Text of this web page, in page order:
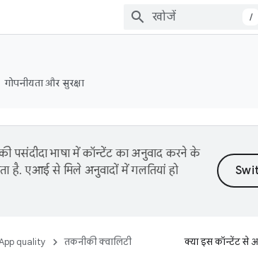
/
गोपनीयता और सुरक्षा
पसंदीदा भाषा में कॉन्टेंट का अनुवाद करने के
है. एआई से मिले अनुवादों में गलतियां हो
quality तकनीकी क्वालिटी क्या इस कॉन्टेंट से